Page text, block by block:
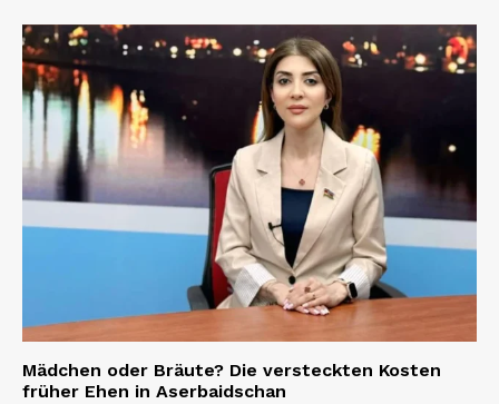
Mädchen oder Bräute? Die versteckten Kosten
früher Ehen in Aserbaidschan